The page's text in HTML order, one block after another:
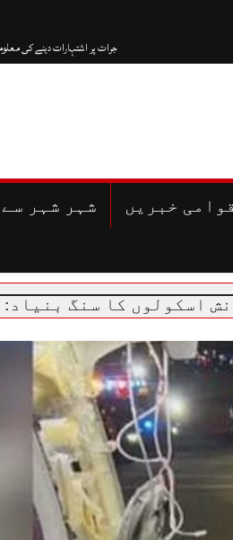
جرات پر اشتہارات دینے کی
خبریں شہر شہر سے
کا سنگ بنیاد: